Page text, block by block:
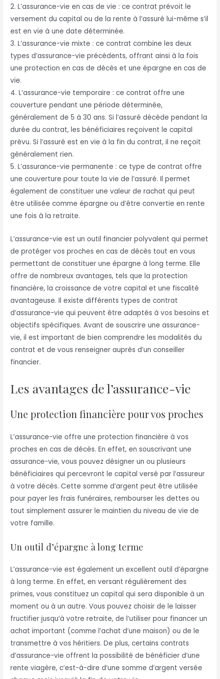
2. L’assurance-vie en cas de vie : ce contrat prévoit le
versement du capital ou de la rente à l’assuré lui-même s’il
est en vie à une date déterminée.
3. L’assurance-vie mixte : ce contrat combine les deux
types d’assurance-vie précédents, offrant ainsi à la fois
une protection en cas de décès et une épargne en cas de
vie.
4. L’assurance-vie temporaire : ce contrat offre une
couverture pendant une période déterminée,
généralement de 5 à 30 ans. Si l’assuré décède pendant la
durée du contrat, les bénéficiaires reçoivent le capital
prévu. Si l’assuré est en vie à la fin du contrat, il ne reçoit
généralement rien.
5. L’assurance-vie permanente : ce type de contrat offre
une couverture pour toute la vie de l’assuré. Il permet
également de constituer une valeur de rachat qui peut
être utilisée comme épargne ou d’être convertie en rente
une fois à la retraite.
L’assurance-vie est un outil financier polyvalent qui permet
de protéger vos proches en cas de décès tout en vous
permettant de constituer une épargne à long terme. Elle
offre de nombreux avantages, tels que la protection
financière, la croissance de votre capital et une fiscalité
avantageuse. Il existe différents types de contrat
d’assurance-vie qui peuvent être adaptés à vos besoins et
objectifs spécifiques. Avant de souscrire une assurance-
vie, il est important de bien comprendre les modalités du
contrat et de vous renseigner auprès d’un conseiller
financier.
Les avantages de l’assurance-vie
Une protection financière pour vos proches
L’assurance-vie offre une protection financière à vos
proches en cas de décès. En effet, en souscrivant une
assurance-vie, vous pouvez désigner un ou plusieurs
bénéficiaires qui percevront le capital versé par l’assureur
à votre décès. Cette somme d’argent peut être utilisée
pour payer les frais funéraires, rembourser les dettes ou
tout simplement assurer le maintien du niveau de vie de
votre famille.
Un outil d’épargne à long terme
L’assurance-vie est également un excellent outil d’épargne
à long terme. En effet, en versant régulièrement des
primes, vous constituez un capital qui sera disponible à un
moment ou à un autre. Vous pouvez choisir de le laisser
fructifier jusqu’à votre retraite, de l’utiliser pour financer un
achat important (comme l’achat d’une maison) ou de le
transmettre à vos héritiers. De plus, certains contrats
d’assurance-vie offrent la possibilité de bénéficier d’une
rente viagère, c’est-à-dire d’une somme d’argent versée